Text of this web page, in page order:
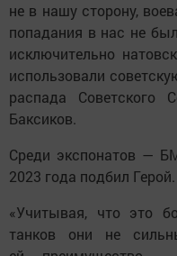
не в нашу сторону,
попадания в нас не
исключительно
использовали
распада Советского
Баксиков.
Среди экспонатов —
2023 года подбил Герой.
«Учитывая, что это
танков они не